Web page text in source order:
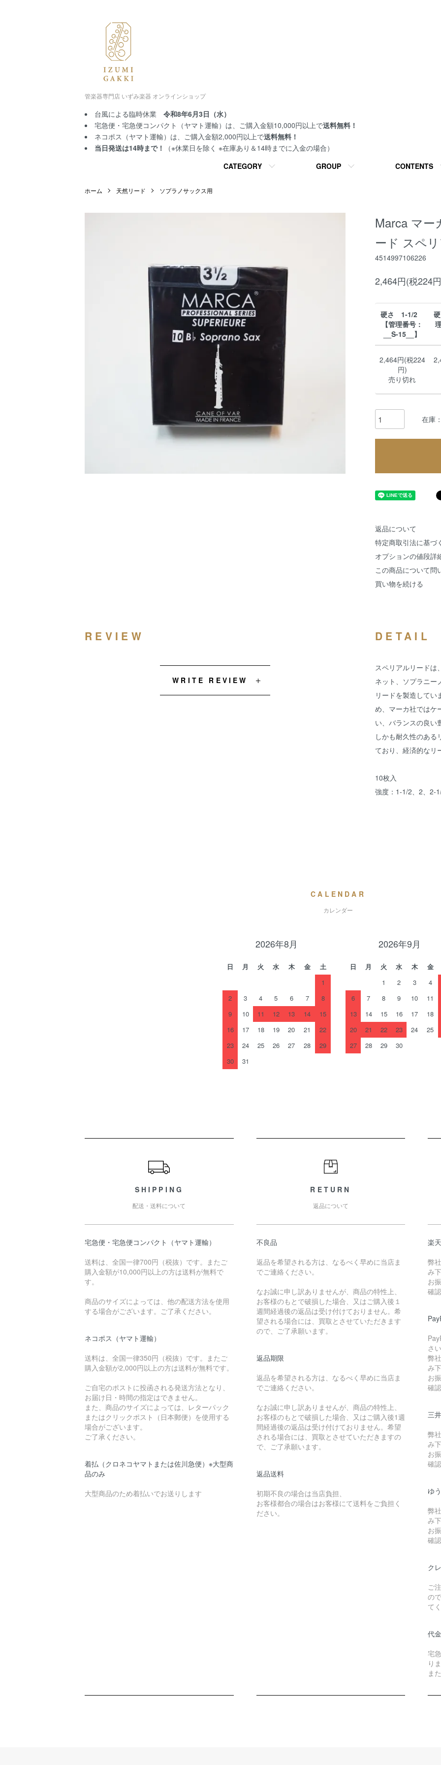
管楽器専門店 いずみ楽器 オンラインショップ
台風による臨時休業 令和8年6月3日（水）
宅急便・宅急便コンパクト（ヤマト運輸）は、ご購入金額10,000円以上で送料無料！
ネコポス（ヤマト運輸）は、ご購入金額2,000円以上で送料無料！
当日発送は14時まで！
（※休業日を除く ※在庫あり＆14時までに入金の場合）
CATEGORY GROUP CONTENTS
ホーム 天然リード ソプラノサックス用
Marca マー
ード スペリ
4514997106226
2,464円(税224
硬さ 1-1/2
【管理番号：
__S-15__】
2,464円(税224
円)
売り切れ
在庫
返品について
特定商取引法に基づ
オプションの値段詳
この商品について問
買い物を続ける
DETAIL
スペリアルリードは
ネット、ソプラニー
リードを製造してい
め、マーカ社ではケ
い、バランスの良い
しかも耐久性のあ
ており、経済的なリ
10枚入
強度：1-1/2、2、2-
REVIEW
WRITE REVIEW
CALENDAR
カレンダー
2026年8月
日 月 火 水 木 金
土
1
2
3 4 5 6 7
8
9
10 11 12 13 14
15
16
17 18 19 20 21
22
23
24 25 26 27 28
29
30
31
2026年9月
日 月 火 水 木 金
1
2 3 4
6
7 8 9 10 11
13
14 15 16 17 18
20
21 22 23 24 25
27
28 29 30
SHIPPING
配送・送料について
宅急便・宅急便コンパクト（ヤマト運輸）
送料は、全国一律700円（税抜）です。またご
購入金額が10,000円以上の方は送料が無料で
す。
商品のサイズによっては、他の配送方法を使用
する場合がございます。ご了承ください。
ネコポス（ヤマト運輸）
送料は、全国一律350円（税抜）です。またご
購入金額が2,000円以上の方は送料が無料です。
ご自宅のポストに投函される発送方法となり、
お届け日・時間の指定はできません。
また、商品のサイズによっては、レターパック
またはクリックポスト（日本郵便）を使用する
場合がございます。
ご了承ください。
着払（クロネコヤマトまたは佐川急便）※大型商
品のみ
大型商品のため着払いでお送りします
RETURN
返品について
不良品
返品を希望される方は、なるべく早めに当店ま
でご連絡ください。
なお誠に申し訳ありませんが、商品の特性上、
お客様のもとで破損した場合、又はご購入後１
週間経過後の返品は受け付けておりません。希
望される場合には、買取とさせていただきます
ので、ご了承願います。
返品期限
返品を希望される方は、なるべく早めに当店ま
でご連絡ください。
なお誠に申し訳ありませんが、商品の特性上、
お客様のもとで破損した場合、又はご購入後1週
間経過後の返品は受け付けておりません。希望
される場合には、買取とさせていただきますの
で、ご了承願います。
返品送料
初期不良の場合は当店負担、
お客様都合の場合はお客様にて送料をご負担く
ださい。
楽
弊
み
お
確
さい
弊
み
お
確
三
弊
み
お
確
ゆ
弊
み
お
確
ク
ご
の
て
代
宅
り
ま